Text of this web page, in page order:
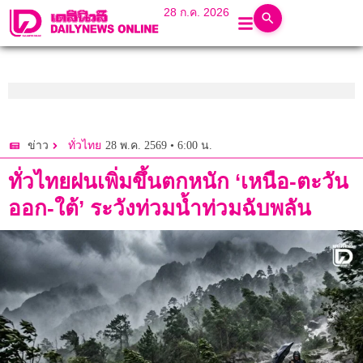
28 ก.ค. 2026
ข่าว ทั่วไทย 28 พ.ค. 2569 • 6:00 น.
ทั่วไทยฝนเพิ่มขึ้นตกหนัก ‘เหนือ-ตะวัน
ออก-ใต้’ ระวังท่วมน้ำท่วมฉับพลัน